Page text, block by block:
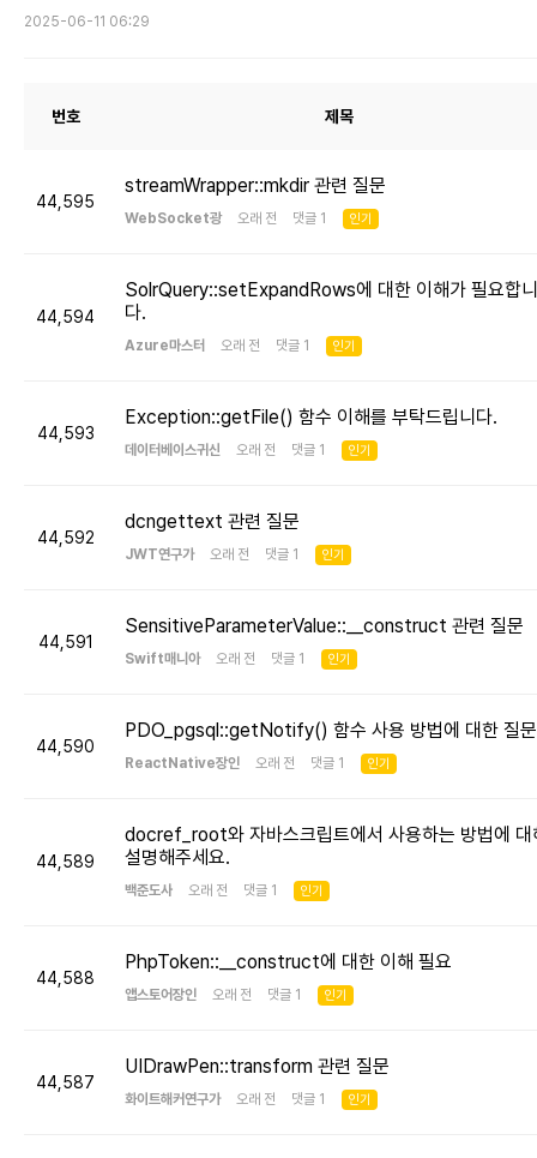
2025-06-11 06:29
번호 제목
44,595
streamWrapper::mkdir 관련 질문
WebSocket광 오래 전 댓글 1 인기
44,594
SolrQuery::setExpandRows에 대한 이해가 필요합니
다.
Azure마스터 오래 전 댓글 1 인기
44,593
Exception::getFile() 함수 이해를 부탁드립니다.
데이터베이스귀신 오래 전 댓글 1 인기
44,592
dcngettext 관련 질문
JWT연구가 오래 전 댓글 1 인기
44,591
SensitiveParameterValue::__construct 관련 질문
Swift매니아 오래 전 댓글 1 인기
44,590
PDO_pgsql::getNotify() 함수 사용 방법에 대한 질문
ReactNative장인 오래 전 댓글 1 인기
44,589
docref_root와 자바스크립트에서 사용하는 방법에 대
설명해주세요.
백준도사 오래 전 댓글 1 인기
44,588
PhpToken::__construct에 대한 이해 필요
앱스토어장인 오래 전 댓글 1 인기
44,587
UIDrawPen::transform 관련 질문
화이트해커연구가 오래 전 댓글 1 인기